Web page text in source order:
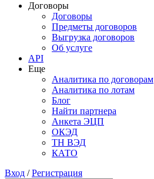
Договоры
Договоры
Предметы договоров
Выгрузка договоров
Об услуге
API
Еще
Аналитика по договорам
Аналитика по лотам
Блог
Найти партнера
Анкета ЭЦП
ОКЭД
ТН ВЭД
КАТО
Вход /Регистрация